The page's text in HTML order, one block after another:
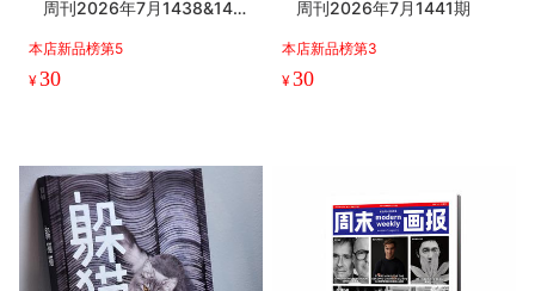
周刊2026年7月1438&143
本店新品榜第5
¥30
周刊2026年7月1441期
本店新品榜第3
¥30